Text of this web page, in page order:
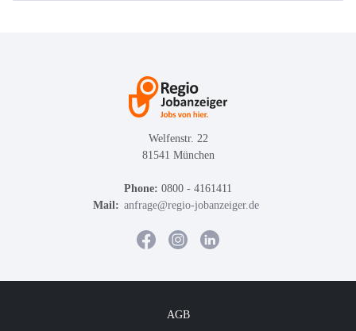
Welfenstr. 22
81541 München
Phone: 0800 - 4161411
Mail: anfrage@regio-jobanzeiger.de
AGB